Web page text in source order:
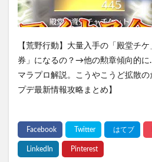
【荒野行動】大量入手の「殿堂チ
券」になるの？→他の勲章傾向的
マラプロ解説。こうやこうど拡散
プデ最新情報攻略まとめ】